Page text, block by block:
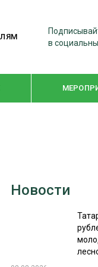
в
2021
ДРЕВЕСИНЫ
Новости